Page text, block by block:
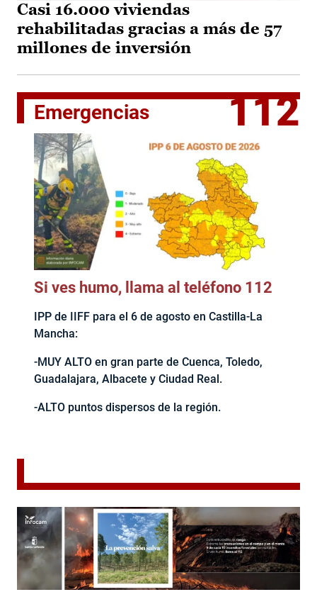
Casi 16.000 viviendas
rehabilitadas gracias a más de 57
millones de inversión
Emergencias 112
Si ves humo, llama al teléfono 112
IPP de IIFF para el 6 de agosto en Castilla-La
Mancha:
-MUY ALTO en gran parte de Cuenca, Toledo,
Guadalajara, Albacete y Ciudad Real.
-ALTO puntos dispersos de la región.